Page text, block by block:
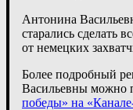
Антонина
старались сделать
от немецких
Более подробный
Васильевны можно
победы» на